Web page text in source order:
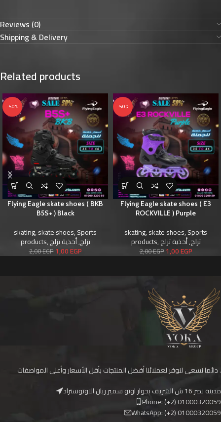
Reviews (0)
Shipping & Delivery
Related products
-50%
Flying Eagle skate shoes ( BKB
B5S+ ) Black
skating,skate shoes,Sports
products, تزلج,أحذية تزلج
2,00EGP1,00EGP
-50%
Flying Eagle skate shoes ( E3
ROCKVILLE ) Purple
skating,skate shoes,Sports
products, تزلج,أحذية تزلج
2,00EGP1,00EGP
دائما نسعى لنوفر لعملائنا أفضل المنتجات بأقل الأسعار وأعلى المواصفات .
مدينة نصر 16 ش الشريف بجوار اوتو سمير ريان الاوتوستراد
Phone: (+2) 01000320059
WhatsApp: (+2) 01000320059